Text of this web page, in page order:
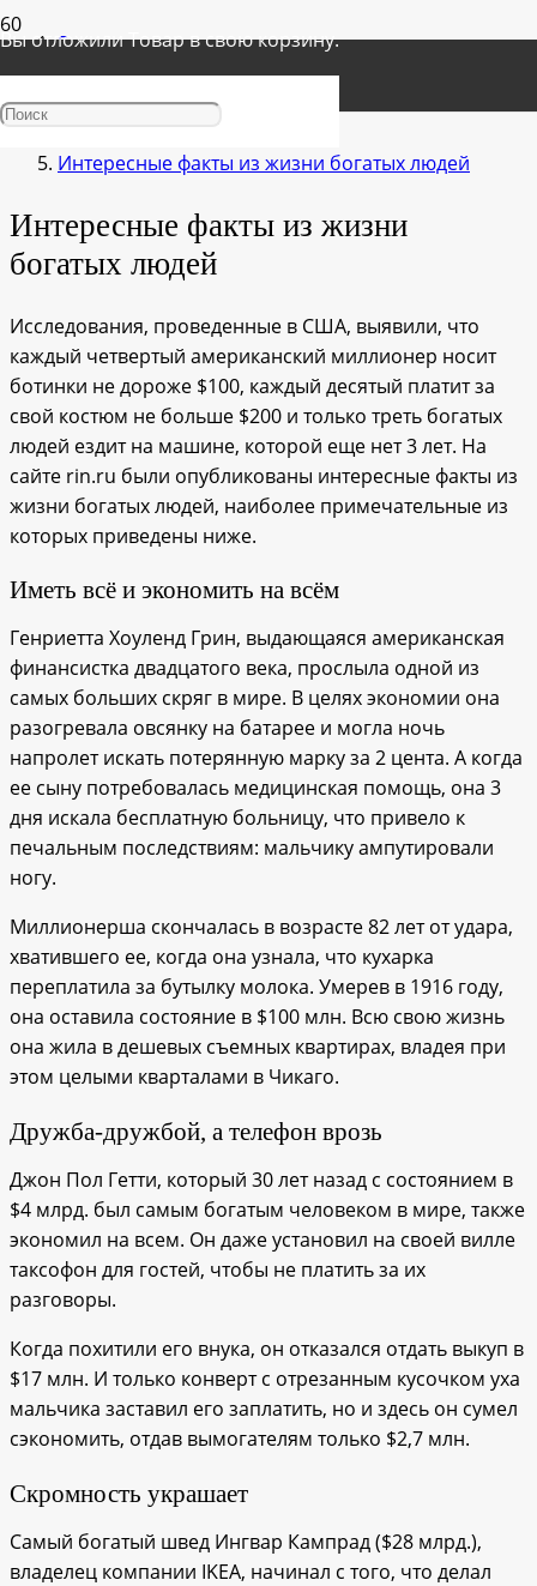
Вы отложилиТоварв свою корзину.
Главная
О деньгах и инвестициях
Интересные факты из жизни богатых людей
Интересные факты из жизни
богатых людей
Исследования, проведенные в США, выявили, что
каждый четвертый американский миллионер носит
ботинки не дороже $100, каждый десятый платит за
свой костюм не больше $200 и только треть богатых
людей ездит на машине, которой еще нет 3 лет. На
сайте rin.ru были опубликованы интересные факты из
жизни богатых людей, наиболее примечательные из
которых приведены ниже.
Иметь всё и экономить на всём
Генриетта Хоуленд Грин, выдающаяся американская
финансистка двадцатого века, прослыла одной из
самых больших скряг в мире. В целях экономии она
разогревала овсянку на батарее и могла ночь
напролет искать потерянную марку за 2 цента. А когда
ее сыну потребовалась медицинская помощь, она 3
дня искала бесплатную больницу, что привело к
печальным последствиям: мальчику ампутировали
ногу.
Миллионерша скончалась в возрасте 82 лет от удара,
хватившего ее, когда она узнала, что кухарка
переплатила за бутылку молока. Умерев в 1916 году,
она оставила состояние в $100 млн. Всю свою жизнь
она жила в дешевых съемных квартирах, владея при
этом целыми кварталами в Чикаго.
Дружба-дружбой, а телефон врозь
Джон Пол Гетти, который 30 лет назад с состоянием в
$4 млрд. был самым богатым человеком в мире, также
экономил на всем. Он даже установил на своей вилле
таксофон для гостей, чтобы не платить за их
разговоры.
Когда похитили его внука, он отказался отдать выкуп в
$17 млн. И только конверт с отрезанным кусочком уха
мальчика заставил его заплатить, но и здесь он сумел
сэкономить, отдав вымогателям только $2,7 млн.
Скромность украшает
Самый богатый швед Ингвар Кампрад ($28 млрд.),
владелец компании IKEA, начинал с того, что делал